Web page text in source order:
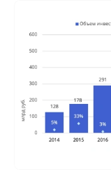
00:00